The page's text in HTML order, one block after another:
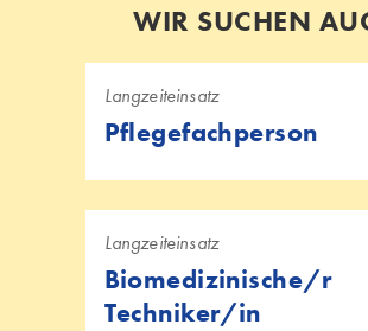
WIR SUCHEN
Langzeiteinsatz
Pflegefachperson
Langzeiteinsatz
Biomedizinische/r
Techniker/in